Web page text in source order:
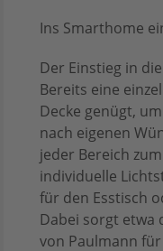
Ins Smarthome
Der Einstieg in
Bereits eine
Decke genügt,
nach eigenen
jeder Bereich
individuelle
für den Esstisch
Dabei sorgt etwa
von Paulmann